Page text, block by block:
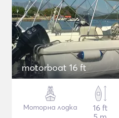
motorboat 16 ft
Моторна лодка
16 ft